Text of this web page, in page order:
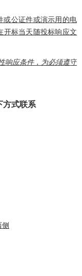
或公证件或演示用的电
开标当天随投标响应文
响应条件，为必须遵守
方式联系